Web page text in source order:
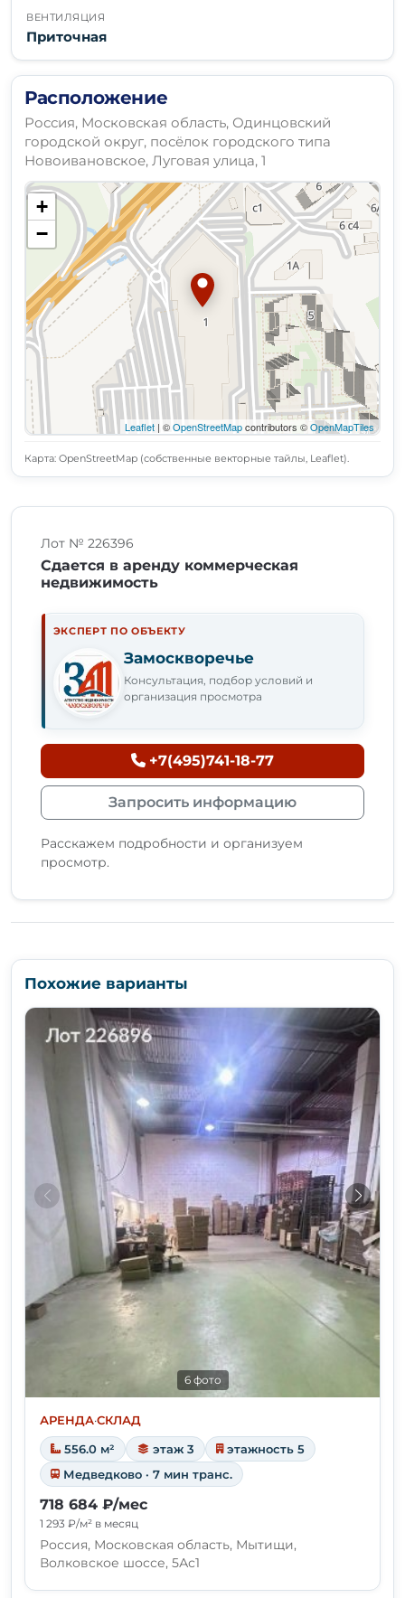
ВЕНТИЛЯЦИЯ
Приточная
Расположение
Россия, Московская область, Одинцовский
городской округ, посёлок городского типа
Новоивановское, Луговая улица, 1
+
−
Leaflet | ©OpenStreetMapcontributors ©OpenMapTiles
Карта: OpenStreetMap (собственные векторные тайлы, Leaflet).
Лот № 226396
Сдается в аренду коммерческая
недвижимость
ЭКСПЕРТ ПО ОБЪЕКТУ
Замоскворечье
Консультация, подбор условий и
организация просмотра
+7(495)741-18-77
Запросить информацию
Расскажем подробности и организуем
просмотр.
Похожие варианты
6 фото
АРЕНДА·СКЛАД
556.0 м² этаж 3
этажность 5
Медведково · 7 мин транс.
718 684 ₽/мес
1 293 ₽/м² в месяц
Россия, Московская область, Мытищи,
Волковское шоссе, 5Ас1